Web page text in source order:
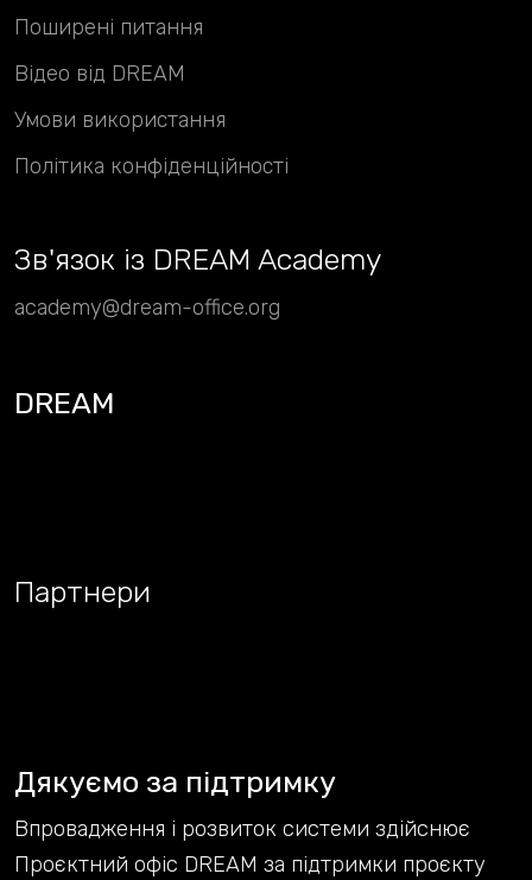
Умови використання
Політика конфіденційності
Поширені питання
Відео від DREAM
academy@dream-office.org
Дякуємо за підтримку
Партнери
DREAM
Зв'язок із DREAM Academy
Впровадження і розвиток системи здійснює
Проєктний офіс DREAM за підтримки проєкту